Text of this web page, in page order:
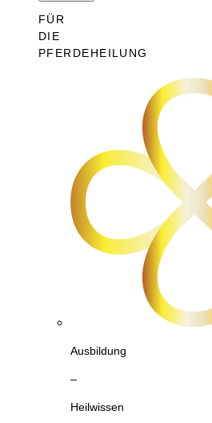
FÜR
DIE
PFERDEHEILUNG
Ausbildung
–
Heilwissen